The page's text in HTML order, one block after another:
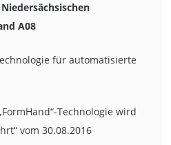
A08
für automatisierte
Technologie wird
vom 30.08.2016